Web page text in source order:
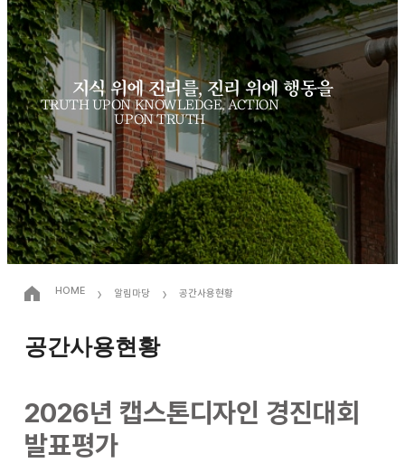
지식 위에 진리를, 진리 위에 행동을
TRUTH UPON KNOWLEDGE, ACTION
UPON TRUTH
HOME › 알림마당 › 공간사용현황
공간사용현황
2026년 캡스톤디자인 경진대회
발표평가